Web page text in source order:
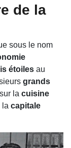
de la
sous le nom
étoiles au
grands
la cuisine
la capitale